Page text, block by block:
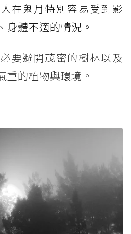
在鬼月特別容易受到影
身體不適的情況。
要避開茂密的樹林以及
重的植物與環境。